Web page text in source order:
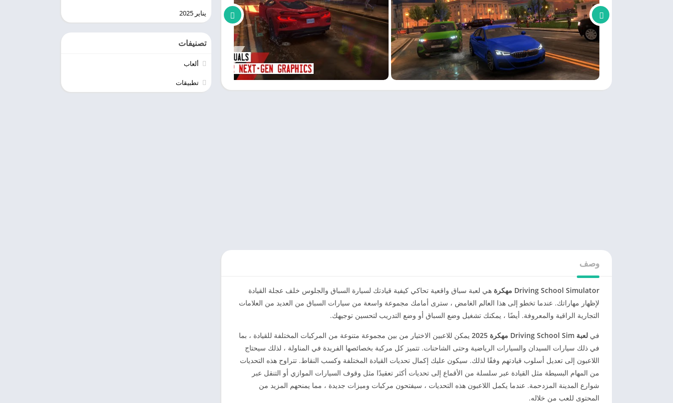
وصف
Driving School Simulator مهكرة
هي لعبة سباق واقعية تحاكي كيفية قيادتك لسيارة السباق والجلوس خلف عجلة القيادة
لإظهار مهاراتك. عندما تخطو إلى هذا العالم الغامض ، سترى أمامك مجموعة واسعة من سيارات السباق من العديد من العلامات
التجارية الراقية والمعروفة. أيضًا ، يمكنك تشغيل وضع السباق أو وضع التدريب لتحسين توجيهك.
في لعبة Driving School Sim مهكرة 2025
يمكن للاعبين الاختيار من بين مجموعة متنوعة من المركبات المختلفة للقيادة ، بما
في ذلك سيارات السيدان والسيارات الرياضية وحتى الشاحنات. تتميز كل مركبة بخصائصها الفريدة في المناولة ، لذلك سيحتاج
اللاعبون إلى تعديل أسلوب قيادتهم وفقًا لذلك. سيكون عليك إكمال تحديات القيادة المختلفة وكسب النقاط. تتراوح هذه التحديات
من المهام البسيطة مثل القيادة عبر سلسلة من الأقماع إلى تحديات أكثر تعقيدًا مثل وقوف السيارات الموازي أو التنقل عبر
شوارع المدينة المزدحمة. عندما يكمل اللاعبون هذه التحديات ، سيفتحون مركبات وميزات جديدة ، مما يمنحهم المزيد من
المحتوى للعب من خلاله.
يناير 2025
تصنيفات
ألعاب
تطبيقات